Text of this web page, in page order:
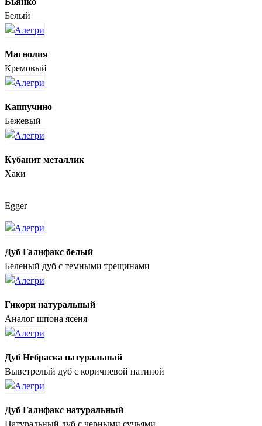
Белый
Магнолия
Кремовый
Каппучино
Бежевый
Кубанит металлик
Хаки
Egger
Дуб Галифакс белый
Беленый дуб с темными трещинами
Гикори натуральный
Аналог шпона ясеня
Дуб Небраска натуральный
Выветрелый дуб с коричневой патиной
Дуб Галифакс натуральный
Натуральный дуб с черными сучьями